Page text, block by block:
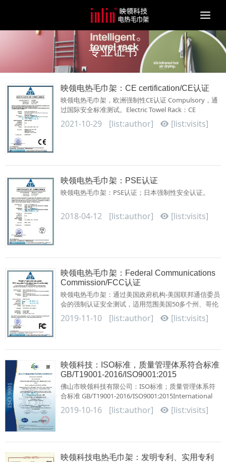
专业证书
映领电热毛巾架：CE certification/CE认证
映领电热毛巾架，欧洲强制性CE认证 Compulsory，通
过国际安全标准测试。Electric Towel Rack：CE
certification智能电热毛巾架：···
2021-10-29 [list:author] [list:visits]
映领电热毛巾架：PSE认证
映领电热毛巾架：PSE认证；日本强制性安全认证。
2018-04-12 [list:author] [list:visits]
映领电热毛巾架：Federal Communications
Commission/FCC认证
映领电热毛巾架：通过美国政府机构-美国联邦通信委员
会的强制认证安全测试，适用范围美国50多个州、哥伦
比亚以及美国所属地区。E···
2019-11-10 [list:author] [list:visits]
映领科技：ISO标准，质量管理体系符合标准
GB/T19001-2016/ISO9001:2015
佛山市映领科技有限公司：ISO标准；质量管理体系符
合标准 GB/T19001-2016/ISO9001:2015International
Organization for Standard···
2019-10-16 [list:author] [list:visits]
映领科技电热毛巾架：发明专利、实用专利